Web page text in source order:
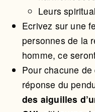
Leurs
Ecrivez sur une
personnes de la
homme, ce
Pour chacune
réponse du
des aiguilles